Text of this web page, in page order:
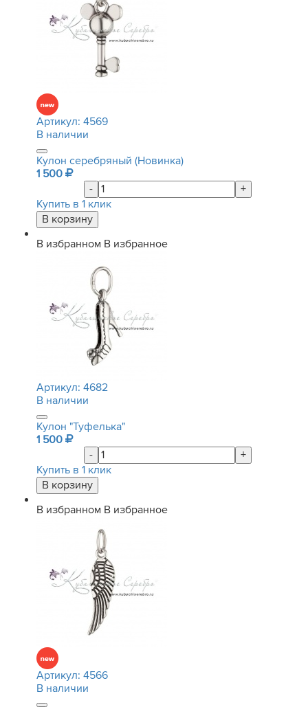
Артикул: 4569
В наличии
Кулон серебряный (Новинка)
1 500
-
+
Купить в 1 клик
В избранном В избранное
Артикул: 4682
В наличии
Кулон "Туфелька"
1 500
-
+
Купить в 1 клик
В избранном В избранное
Артикул: 4566
В наличии